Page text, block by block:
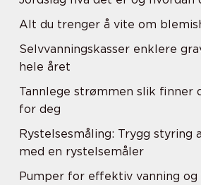
Alt du trenger å vite om
Selvvanningskasser enklere
hele året
Tannlege strømmen slik finner
for deg
Rystelsesmåling: Trygg styring
med en rystelsemåler
Pumper for effektiv vanning og